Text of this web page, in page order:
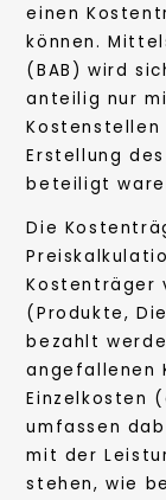
einen
können.
(BAB) wird
anteilig nur
Erstellung
beteiligt
Die
Kostenträger
(Produkte,
bezahlt
angefallenen
Einzelkosten
umfassen
mit der
stehen, wie